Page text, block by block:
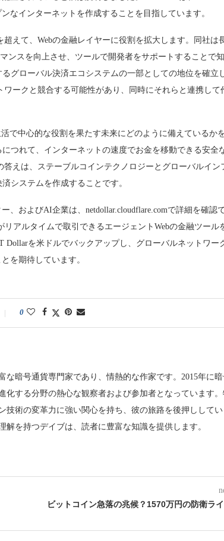
なインターネットを作成することを目指しています。
えて、Webの金融レイヤーに役割を拡大します。同社は
ンスを向上させ、ツールで開発者をサポートすることで
グローバル決済エコシステムの一部としての地位を確立
ークと競合する可能性があり、同時にそれらと連携して
で中心的な役割を果たす未来にどのように備えているか
つれて、インターネットの速度でお金を移動できる安全
えは、ステーブルコインテクノロジーとグローバルイン
システムを作成することです。
およびAI企業は、netdollar.cloudflare.comで詳細を確認
アルタイムで取引できるエージェントWebの金融ツール
Dollarを米ドルでバックアップし、グローバルネットワー
を期待しています。
0
な暗号通貨専門家であり、情熱的な作家です。2015年に
化する分野の熱心な観察者および参加者となっています
術の変革力に強い関心を持ち、彼の旅路を後押ししてい
を持つデイブは、読者に豊富な知識を提供します。
ビットコイン急落の兆候？1570万円の防衛ラ